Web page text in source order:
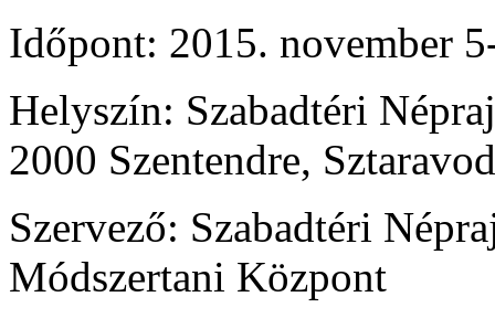
Időpont: 2015. november
Helyszín: Szabadtéri
2000 Szentendre,
Szervező: Szabadtéri
Módszertani Központ